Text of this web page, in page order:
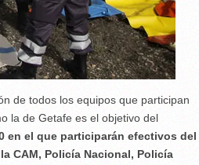
de todos los equipos que participan
la de Getafe es el objetivo del
en el que participarán efectivos del
CAM, Policía Nacional, Policía